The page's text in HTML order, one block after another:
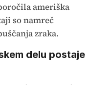
ameriška
so namreč
zraka.
delu postaje